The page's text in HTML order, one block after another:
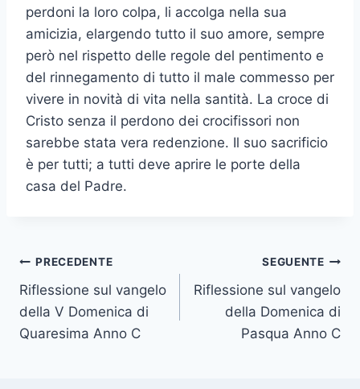
perdoni la loro colpa, li accolga nella sua
amicizia, elargendo tutto il suo amore, sempre
però nel rispetto delle regole del pentimento e
del rinnegamento di tutto il male commesso per
vivere in novità di vita nella santità. La croce di
Cristo senza il perdono dei crocifissori non
sarebbe stata vera redenzione. Il suo sacrificio
è per tutti; a tutti deve aprire le porte della
casa del Padre.
PRECEDENTE
Riflessione sul vangelo
della V Domenica di
Quaresima Anno C
SEGUENTE
Riflessione sul vangelo
della Domenica di
Pasqua Anno C